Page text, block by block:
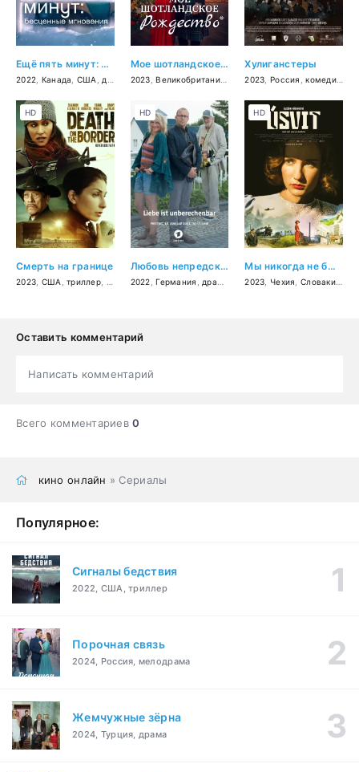
Ещё пять минут: бесценные моменты
2022 Канада США драма ,мелодрама,комедия семейный
Мое шотландское Рождество
2023 ,Великобритания мелодрама
Хулиганстеры
2023 Россия ,комедия
Смерть на границе
2023 США ,триллер драма,криминал,детектив
HD
Любовь непредсказуема
2022 ,Германия драма мелодрама,комедия
HD
Мы никогда не были современными
2023 Чехия Словакия
HD
Оставить комментарий
Написать комментарий
Всего комментариев0
кино онлайн » Сериалы
Популярное:
Сигналы бедствия
2022, США, триллер
Порочная связь
2024, Россия, мелодрама
Жемчужные зёрна
2024, Турция, драма